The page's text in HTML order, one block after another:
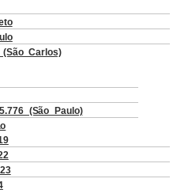
Carlos)
(São Paulo)